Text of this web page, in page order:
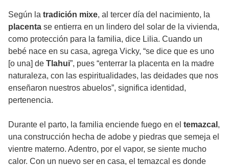
Según la tradición mixe, al tercer día del nacimiento, la
placenta se entierra en un lindero del solar de la vivienda,
como protección para la familia, dice Lilia. Cuando un
bebé nace en su casa, agrega Vicky, “se dice que es uno
[o una] de Tlahui”, pues “enterrar la placenta en la madre
naturaleza, con las espiritualidades, las deidades que nos
enseñaron nuestros abuelos”, significa identidad,
pertenencia.
Durante el parto, la familia enciende fuego en el temazcal ,
una construcción hecha de adobe y piedras que semeja el
vientre materno. Adentro, por el vapor, se siente mucho
calor. Con un nuevo ser en casa, el temazcal es donde